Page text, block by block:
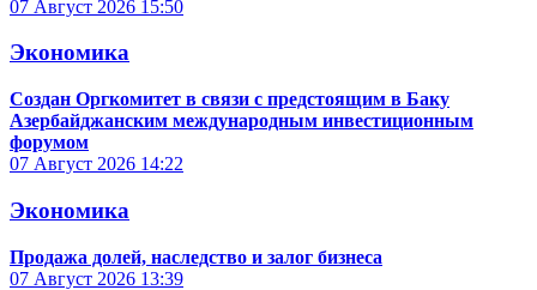
07 Август 2026 15:50
Экономика
Создан Оргкомитет в связи с предстоящим в Баку
Азербайджанским международным инвестиционным
форумом
07 Август 2026 14:22
Экономика
Продажа долей, наследство и залог бизнеса
07 Август 2026 13:39